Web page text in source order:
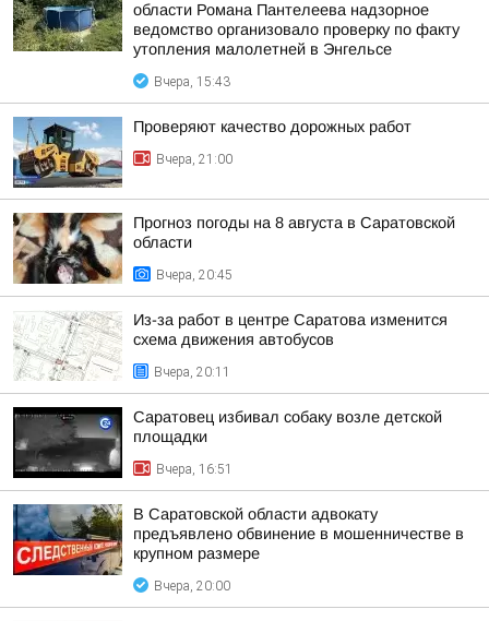
области Романа Пантелеева надзорное
ведомство организовало проверку по факту
утопления малолетней в Энгельсе
Вчера, 15:43
Проверяют качество дорожных работ
Вчера, 21:00
Прогноз погоды на 8 августа в Саратовской
области
Вчера, 20:45
Из-за работ в центре Саратова изменится
схема движения автобусов
Вчера, 20:11
Саратовец избивал собаку возле детской
площадки
Вчера, 16:51
В Саратовской области адвокату
предъявлено обвинение в мошенничестве в
крупном размере
Вчера, 20:00